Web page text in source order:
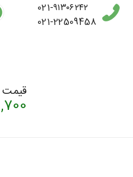
021-۹۱۳۰۶۲۴۲
021-22509458
قیمت